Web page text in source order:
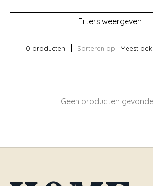
Filters weergeven
0 producten Sorteren op Meest
Geen producten